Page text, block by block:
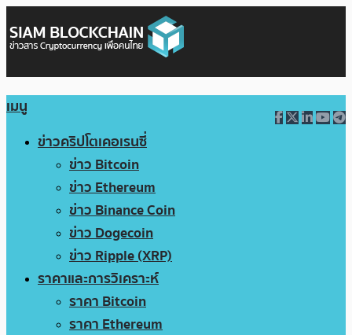
เมนู
ข่าวคริปโตเคอเรนซี่
ข่าว Bitcoin
ข่าว Ethereum
ข่าว Binance Coin
ข่าว Dogecoin
ข่าว Ripple (XRP)
ราคาและการวิเคราะห์
ราคา Bitcoin
ราคา Ethereum